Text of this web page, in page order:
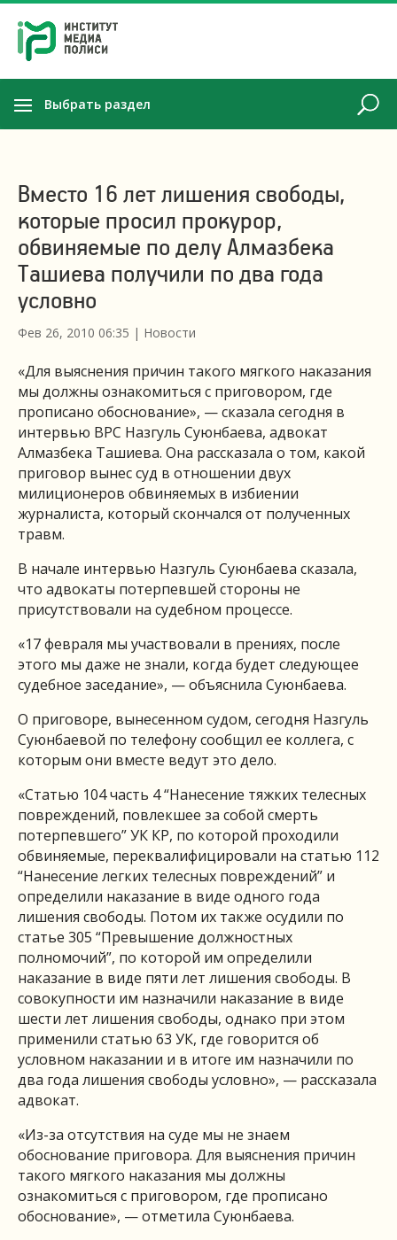
Выбрать раздел
Вместо 16 лет лишения свободы,
которые просил прокурор,
обвиняемые по делу Алмазбека
Ташиева получили по два года
условно
Фев 26, 2010 06:35 | Новости
«Для выяснения причин такого мягкого наказания
мы должны ознакомиться с приговором, где
прописано обоснование», — сказала сегодня в
интервью ВРС Назгуль Суюнбаева, адвокат
Алмазбека Ташиева. Она рассказала о том, какой
приговор вынес суд в отношении двух
милиционеров обвиняемых в избиении
журналиста, который скончался от полученных
травм.
В начале интервью Назгуль Суюнбаева сказала,
что адвокаты потерпевшей стороны не
присутствовали на судебном процессе.
«17 февраля мы участвовали в прениях, после
этого мы даже не знали, когда будет следующее
судебное заседание», — объяснила Суюнбаева.
О приговоре, вынесенном судом, сегодня Назгуль
Суюнбаевой по телефону сообщил ее коллега, с
которым они вместе ведут это дело.
«Статью 104 часть 4 “Нанесение тяжких телесных
повреждений, повлекшее за собой смерть
потерпевшего” УК КР, по которой проходили
обвиняемые, переквалифицировали на статью 112
“Нанесение легких телесных повреждений” и
определили наказание в виде одного года
лишения свободы. Потом их также осудили по
статье 305 “Превышение должностных
полномочий”, по которой им определили
наказание в виде пяти лет лишения свободы. В
совокупности им назначили наказание в виде
шести лет лишения свободы, однако при этом
применили статью 63 УК, где говорится об
условном наказании и в итоге им назначили по
два года лишения свободы условно», — рассказала
адвокат.
«Из-за отсутствия на суде мы не знаем
обоснование приговора. Для выяснения причин
такого мягкого наказания мы должны
ознакомиться с приговором, где прописано
обоснование», — отметила Суюнбаева.